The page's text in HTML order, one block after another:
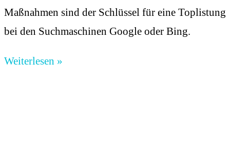
Maßnahmen sind der Schlüssel für eine Toplistung
bei den Suchmaschinen Google oder Bing.
Weiterlesen »